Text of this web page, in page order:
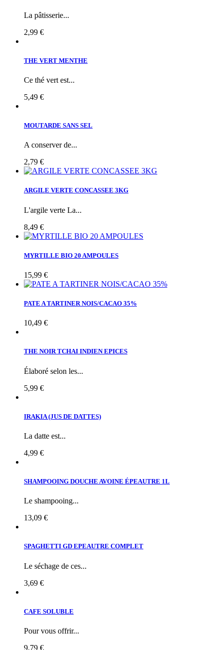
La pâtisserie...
2,99 €
THE VERT MENTHE
Ce thé vert est...
5,49 €
MOUTARDE SANS SEL
A conserver de...
2,79 €
ARGILE VERTE CONCASSEE 3KG
L'argile verte La...
8,49 €
MYRTILLE BIO 20 AMPOULES
15,99 €
PATE A TARTINER NOIS/CACAO 35%
10,49 €
THE NOIR TCHAI INDIEN EPICES
Élaboré selon les...
5,99 €
IRAKIA (JUS DE DATTES)
La datte est...
4,99 €
SHAMPOOING DOUCHE AVOINE ÉPEAUTRE 1L
Le shampooing...
13,09 €
SPAGHETTI GD EPEAUTRE COMPLET
Le séchage de ces...
3,69 €
CAFE SOLUBLE
Pour vous offrir...
9,79 €